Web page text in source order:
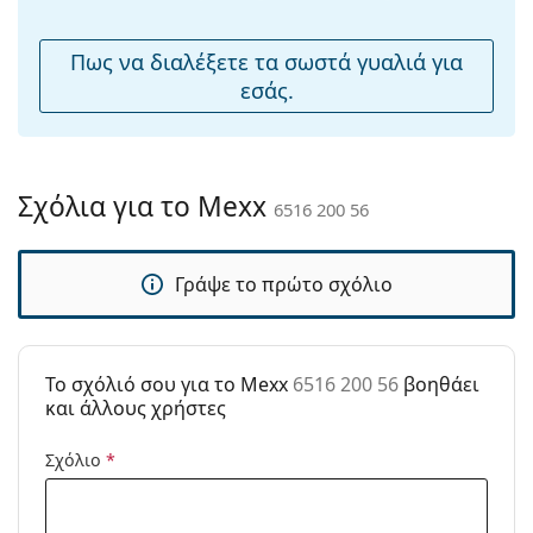
άρθρωση:
Όχι
Αξεσουάρ
Πανί
καθαρισμού:
Όχι
Τύπος:
Γυναικεία
Μάρκα:
Mexx
6516 200 56
Πως να διαλέξετε τα σωστά γυαλιά για
εσάς.
Σχόλια για το Mexx 6516 200 56
Γράψε το πρώτο σχόλιο
To σχόλιό σου για το Mexx 6516 200 56 βοηθάει
και άλλους χρήστες
Σχόλιο *